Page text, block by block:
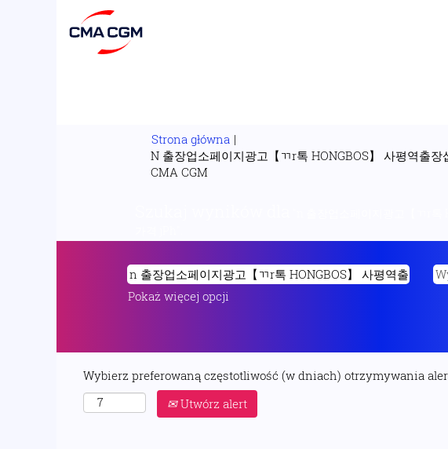
Strona główna |
N 출장업소페이지광고【ㄲr톡 HONGBOS】 사평역출
CMA CGM
Pokaż więcej opcji
Wybierz preferowaną częstotliwość (w dniach) otrzymywania
Utwórz alert